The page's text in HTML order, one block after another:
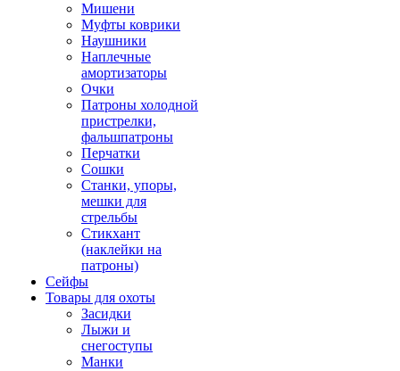
Мишени
Муфты коврики
Наушники
Наплечные
амортизаторы
Очки
Патроны холодной
пристрелки,
фальшпатроны
Перчатки
Сошки
Станки, упоры,
мешки для
стрельбы
Стикхант
(наклейки на
патроны)
Сейфы
Товары для охоты
Засидки
Лыжи и
снегоступы
Манки